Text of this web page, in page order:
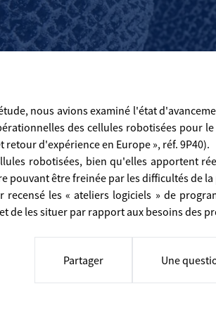
nous avions examiné l'état
des cellules robotisées pour
retour d'expérience en Europe », réf. 9P40).
robotisées, bien qu'elles apportent
pouvant être freinée par les difficultés de
recensé les « ateliers logiciels » de
de les situer par rapport aux besoins des
Partager Une